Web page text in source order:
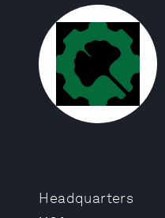
Headquarters